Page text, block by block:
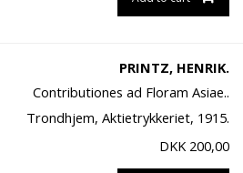
PRINTZ, HENRIK.
Contributiones ad Floram Asiae..
Trondhjem, Aktietrykkeriet, 1915.
DKK 200,00